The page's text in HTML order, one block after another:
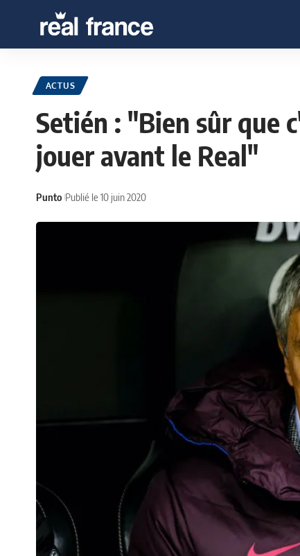
ACTUS
Setién : "Bien sûr que
jouer avant le Real"
Punto Publié le 10 juin 2020